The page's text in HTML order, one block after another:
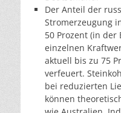
Der Anteil der
Stromerzeugung
50 Prozent (in der
einzelnen
aktuell bis zu 75
verfeuert.
bei reduzierten
können